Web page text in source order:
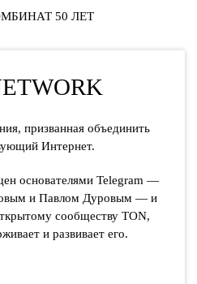
50 ЛЕТ
призванная объединить
Интернет.
основателями Telegram —
и Павлом Дуровым — и
сообществу TON,
и развивает его.